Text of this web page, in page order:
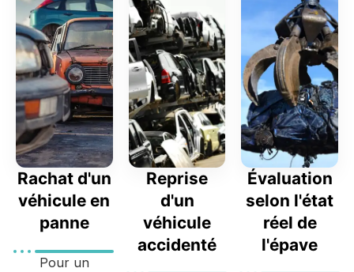
Rachat d'un
véhicule en
panne
Pour un
Reprise
d'un
véhicule
accidenté
Évaluation
selon l'état
réel de
l'épave